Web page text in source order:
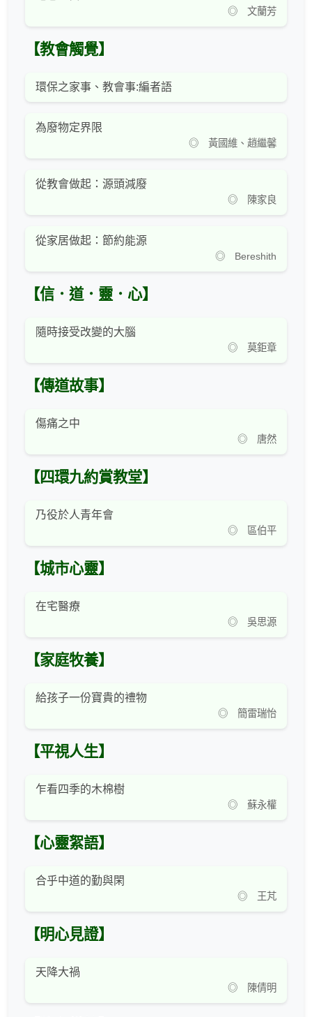
◎ 文蘭芳
【教會觸覺】
環保之家事、教會事:編者語
為廢物定界限
◎ 黃國維、趙繼馨
從教會做起：源頭減廢
◎ 陳家良
從家居做起：節約能源
◎ Bereshith
【信．道．靈．心】
隨時接受改變的大腦
◎ 莫鉅章
【傳道故事】
傷痛之中
◎ 唐然
【四環九約賞教堂】
乃役於人青年會
◎ 區伯平
【城市心靈】
在宅醫療
◎ 吳思源
【家庭牧養】
給孩子一份寶貴的禮物
◎ 簡雷瑞怡
【平視人生】
乍看四季的木棉樹
◎ 蘇永權
【心靈絮語】
合乎中道的勤與閑
◎ 王芃
【明心見證】
天降大禍
◎ 陳倩明